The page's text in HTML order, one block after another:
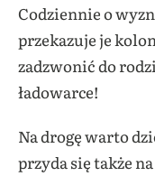
Codziennie o
przekazuje je
zadzwonić do
ładowarce!
Na drogę warto
przyda się także